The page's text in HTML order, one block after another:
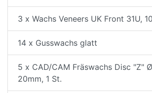
3 x Wachs Veneers UK Front 31U,
14 x Gusswachs glatt
5 x CAD/CAM Fräswachs Disc "Z"
20mm, 1 St.